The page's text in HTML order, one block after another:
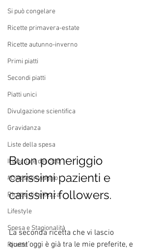
Si può congelare
Ricette primavera-estate
Ricette autunno-inverno
Primi piatti
Secondi piatti
Piatti unici
Divulgazione scientifica
Gravidanza
Liste della spesa
Il giornale del cibo
#Dietistainviaggio
Ricette di bellezza
Lifestyle
Spesa e Stagionalità
Ricette
Buon pomeriggio
carissimi pazienti e
carissimi followers.
La seconda ricetta che vi lascio
quest’oggi è già tra le mie preferite, e